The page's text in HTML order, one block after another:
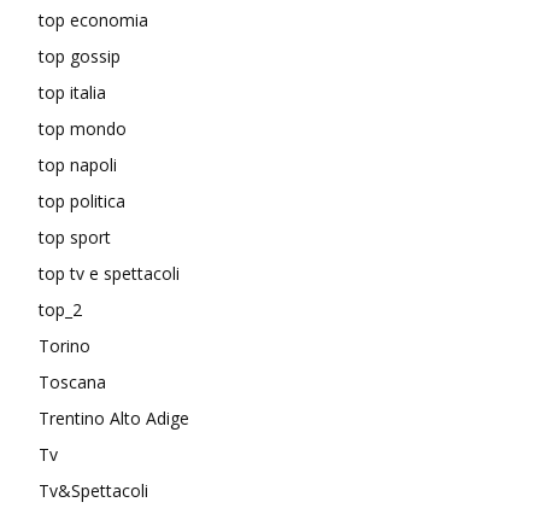
top economia
top gossip
top italia
top mondo
top napoli
top politica
top sport
top tv e spettacoli
top_2
Torino
Toscana
Trentino Alto Adige
Tv
Tv&Spettacoli